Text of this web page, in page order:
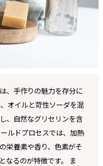
、手作りの魅力を存分に
オイルと苛性ソーダを混
、自然なグリセリンを含
ルドプロセスでは、加熱
栄養素や香り、色素がそ
なるのが特徴です。 ま